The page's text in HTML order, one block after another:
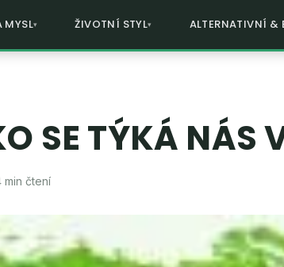
MYSL ŽIVOTNÍ STYL ALTERNATIVNÍ &
SE TÝKÁ NÁS
min čtení